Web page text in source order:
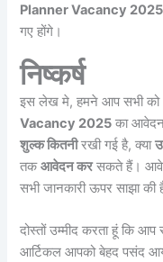
Planner Vacancy 2025
गए होंगे।
निष्कर्ष
इस लेख मे, हमने आप सभी को
Vacancy 2025 का
शुल्क कितनीरखी गई है, क्या
तकआवेदन करसकते हैं।
सभी जानकारी ऊपर साझा
दोस्तों उम्मीद करता हूं कि
आर्टिकल आपको बेहद पसंद